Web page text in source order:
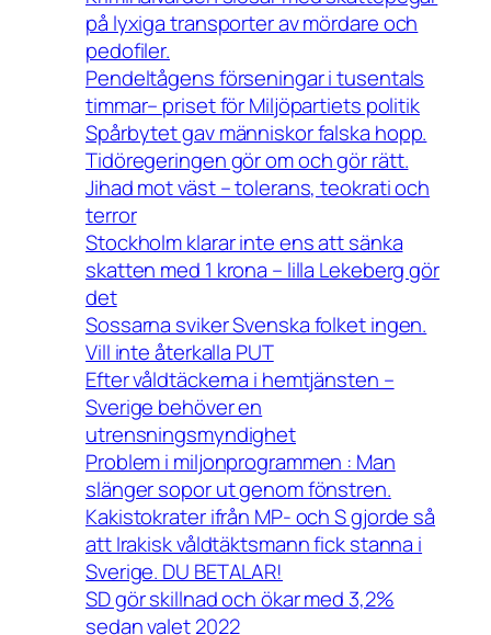
på lyxiga transporter av mördare och
pedofiler.
Pendeltågens förseningar i tusentals
timmar– priset för Miljöpartiets politik
Spårbytet gav människor falska hopp.
Tidöregeringen gör om och gör rätt.
Jihad mot väst – tolerans, teokrati och
terror
Stockholm klarar inte ens att sänka
skatten med 1 krona – lilla Lekeberg gör
det
Sossarna sviker Svenska folket ingen.
Vill inte återkalla PUT
Efter våldtäckerna i hemtjänsten –
Sverige behöver en
utrensningsmyndighet
Problem i miljonprogrammen : Man
slänger sopor ut genom fönstren.
Kakistokrater ifrån MP- och S gjorde så
att Irakisk våldtäktsmann fick stanna i
Sverige. DU BETALAR!
SD gör skillnad och ökar med 3,2%
sedan valet 2022